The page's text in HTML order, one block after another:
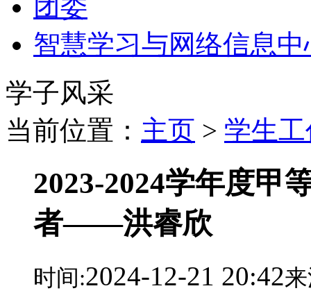
团委
智慧学习与网络信息中
学子风采
当前位置： 主页 > 学生
2023-2024学年度甲
者——洪睿欣
时间:2024-12-21 20:42